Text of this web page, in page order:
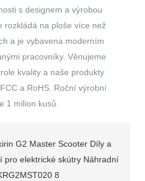
s designem a výrobou
rozkládá na ploše více než
a je vybavena moderním
pracovníky. Věnujeme
kvality a naše produkty
a RoHS. Roční výrobní
1 milion kusů.